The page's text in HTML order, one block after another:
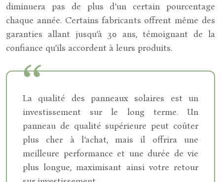
diminuera pas de plus d’un certain pourcentage
chaque année. Certains fabricants offrent même des
garanties allant jusqu’à 30 ans, témoignant de la
confiance qu’ils accordent à leurs produits.
La qualité des panneaux solaires est un
investissement sur le long terme. Un
panneau de qualité supérieure peut coûter
plus cher à l’achat, mais il offrira une
meilleure performance et une durée de vie
plus longue, maximisant ainsi votre retour